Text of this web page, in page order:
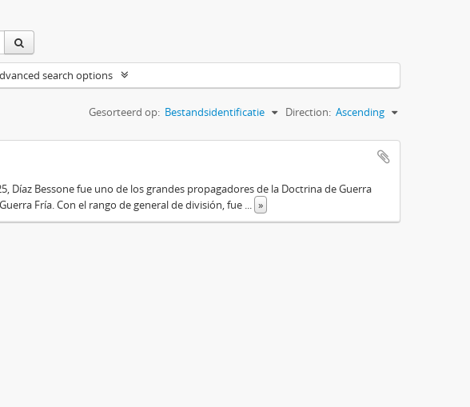
search options
Gesorteerd op: Bestandsidentificatie Direction: Ascending
Díaz Bessone fue uno de los grandes propagadores de la Doctrina de Guerra
Fría. Con el rango de general de división, fue
»